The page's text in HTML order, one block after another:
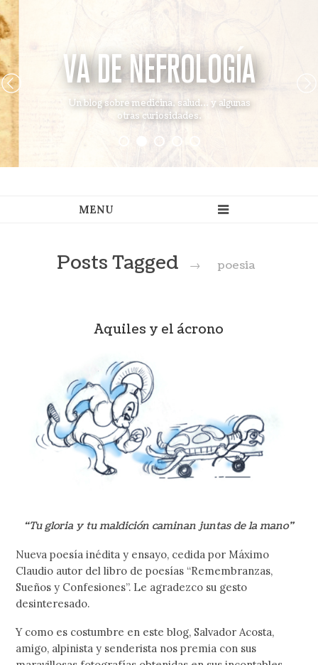
VA DE NEFROLOGÍA
Un blog sobre medicina, salud... y algunas
otras curiosidades.
Posts Tagged → poesia
Aquiles y el ácrono
“Tu gloria y tu maldición caminan juntas de la mano”
Nueva poesía inédita y ensayo, cedida por Máximo
Claudio autor del libro de poesías “Remembranzas,
Sueños y Confesiones”. Le agradezco su gesto
desinteresado.
Y como es costumbre en este blog, Salvador Acosta,
amigo, alpinista y senderista nos premia con sus